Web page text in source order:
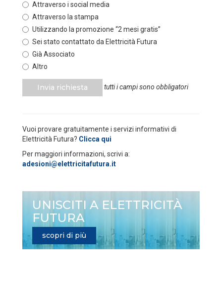
Attraverso i social media
Attraverso la stampa
Utilizzando la promozione “2 mesi gratis”
Sei stato contattato da Elettricità Futura
Già Associato
Altro
Invia richiesta tutti i campi sono obbligatori
Vuoi provare gratuitamente i servizi informativi di
Elettricità Futura? Clicca qui
Per maggiori informazioni, scrivi a:
adesioni@elettricitafutura.it
UNISCITI A ELETTRICITÀ
FUTURA
scopri di più